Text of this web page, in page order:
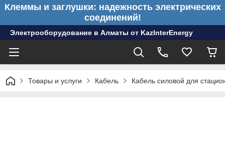
Клеммы и заглушки: надежность электрических
соединений!
Электрооборудование в Алматы от KazInterEnergy
Товары и услуги Кабель Кабель силовой для